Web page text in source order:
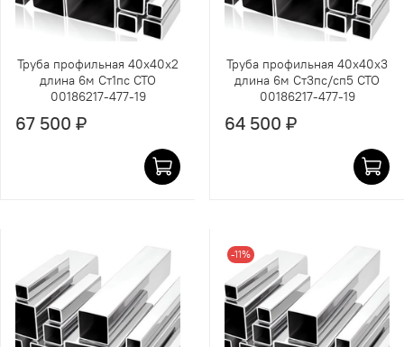
Труба профильная 40х40х2
длина 6м Ст1пс СТО
00186217-477-19
67 500 ₽
Труба профильная 40х40х3
длина 6м Ст3пс/сп5 СТО
00186217-477-19
64 500 ₽
-11%